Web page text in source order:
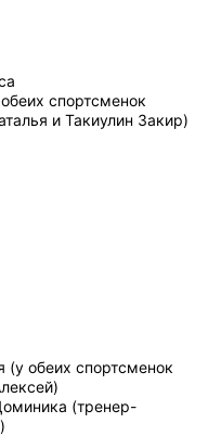
спортсменок
и Такиулин Закир)
(у обеих спортсменок
(тренер-